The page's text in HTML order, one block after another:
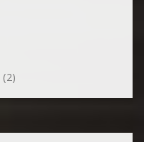
(2)